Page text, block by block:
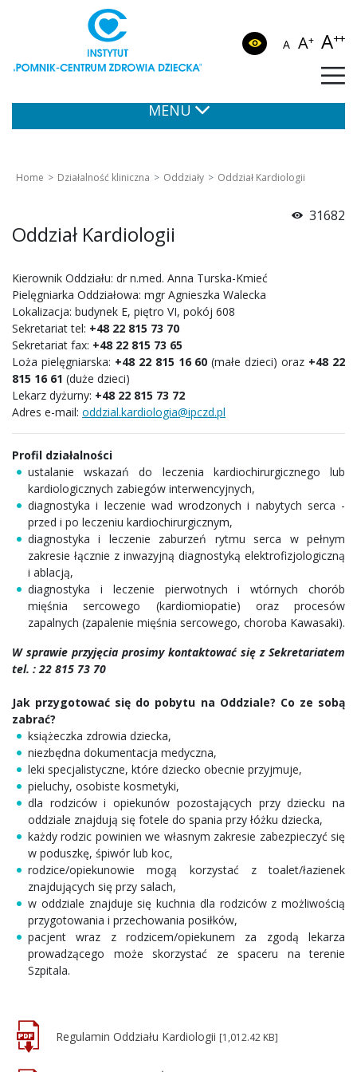
A A+ A++
MENU
Home Działalność kliniczna Oddziały Oddział Kardiologii
31682
Oddział Kardiologii
Kierownik Oddziału: dr n.med. Anna Turska-Kmieć
Pielęgniarka Oddziałowa: mgr Agnieszka Walecka
Lokalizacja: budynek E, piętro VI, pokój 608
Sekretariat tel: +48 22 815 73 70
Sekretariat fax: +48 22 815 73 65
Loża pielęgniarska: +48 22 815 16 60 (małe dzieci) oraz +48 22
815 16 61 (duże dzieci)
Lekarz dyżurny: +48 22 815 73 72
Adres e-mail: oddzial.kardiologia@ipczd.pl
Profil działalności
ustalanie wskazań do leczenia kardiochirurgicznego lub
kardiologicznych zabiegów interwencyjnych,
diagnostyka i leczenie wad wrodzonych i nabytych serca -
przed i po leczeniu kardiochirurgicznym,
diagnostyka i leczenie zaburzeń rytmu serca w pełnym
zakresie łącznie z inwazyjną diagnostyką elektrofizjologiczną
i ablacją,
diagnostyka i leczenie pierwotnych i wtórnych chorób
mięśnia sercowego (kardiomiopatie) oraz procesów
zapalnych (zapalenie mięśnia sercowego, choroba Kawasaki).
W sprawie przyjęcia prosimy kontaktować się z Sekretariatem
tel. : 22 815 73 70
Jak przygotować się do pobytu na Oddziale? Co ze sobą
zabrać?
książeczka zdrowia dziecka,
niezbędna dokumentacja medyczna,
leki specjalistyczne, które dziecko obecnie przyjmuje,
pieluchy, osobiste kosmetyki,
dla rodziców i opiekunów pozostających przy dziecku na
oddziale znajdują się fotele do spania przy łóżku dziecka,
każdy rodzic powinien we własnym zakresie zabezpieczyć się
w poduszkę, śpiwór lub koc,
rodzice/opiekunowie mogą korzystać z toalet/łazienek
znajdujących się przy salach,
w oddziale znajduje się kuchnia dla rodziców z możliwością
przygotowania i przechowania posiłków,
pacjent wraz z rodzicem/opiekunem za zgodą lekarza
prowadzącego może skorzystać ze spaceru na terenie
Szpitala.
Regulamin Oddziału Kardiologii [1,012.42 KB]